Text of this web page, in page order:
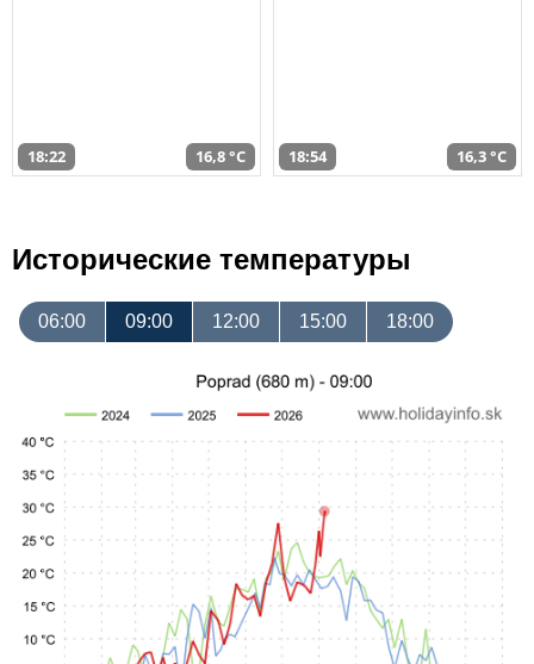
18:22 16,8 °C 18:54 16,3 °C
Исторические температуры
06:00 09:00 12:00 15:00 18:00